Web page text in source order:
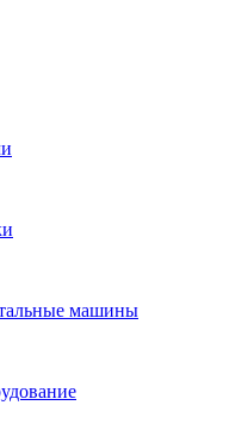
машины